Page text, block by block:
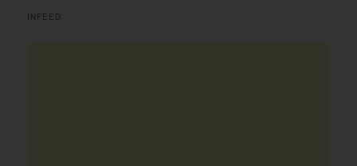
INFEED